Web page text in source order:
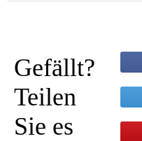
Gefällt?
Teilen
Sie es